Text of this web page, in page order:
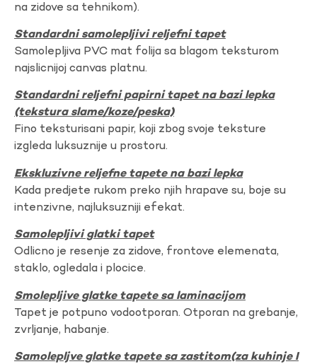
na zidove sa tehnikom).
Standardni samolepljivi reljefni tapet
Samolepljiva PVC mat folija sa blagom teksturom
najslicnijoj canvas platnu.
Standardni reljefni papirni tapet na bazi lepka
(tekstura slame/koze/peska)
Fino teksturisani papir, koji zbog svoje teksture
izgleda luksuznije u prostoru.
Ekskluzivne reljefne tapete na bazi lepka
Kada predjete rukom preko njih hrapave su, boje su
intenzivne, najluksuzniji efekat.
Samolepljivi glatki tapet
Odlicno je resenje za zidove, frontove elemenata,
staklo, ogledala i plocice.
Smolepljive glatke tapete sa laminacijom
Tapet je potpuno vodootporan. Otporan na grebanje,
zvrljanje, habanje.
Samolepljve glatke tapete sa zastitom(za kuhinje I